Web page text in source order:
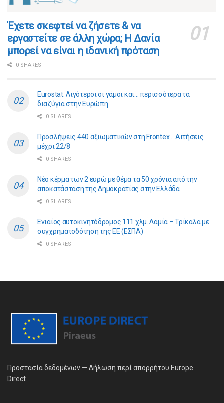
​​Έχετε σκεφτεί να ζήσετε & να
εργαστείτε σε άλλη χώρα; Η Δανία
μπορεί να είναι η ιδανική πρόταση
0 SHARES
Eurostat: Λιγότεροι οι γάμοι και… περισσότερα τα
διαζύγια στην Ευρώπη
0 SHARES
Προσλήψεις 440 αξιωματικών στη Frontex… Αιτήσεις
μέχρι 22/8
0 SHARES
Νέο κέρμα των 2 ευρώ με θέμα τα 50 χρόνια από την
αποκατάσταση της Δημοκρατίας στην Ελλάδα
0 SHARES
Ενιαίος αυτοκινητόδρομος 111 χλμ. Λαμία – Τρίκαλα με
συγχρηματοδότηση της ΕE (ΕΣΠΑ)
0 SHARES
Προστασία δεδομένων — Δήλωση περί απορρήτου Europe
Direct